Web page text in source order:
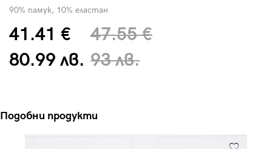
90% памук, 10% еластан
41.41 €
80.99 лв.
47.55 €
93 лв.
Подобни продукти